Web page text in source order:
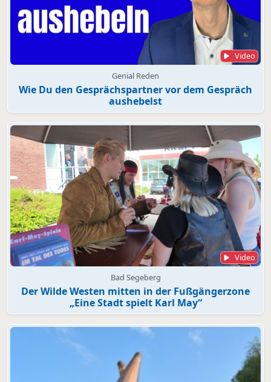
Video
Genial Reden
Wie Du den Gesprächspartner vor dem Gespräch
aushebelst
Video
Bad Segeberg
Der Wilde Westen mitten in der Fußgängerzone
„Eine Stadt spielt Karl May“